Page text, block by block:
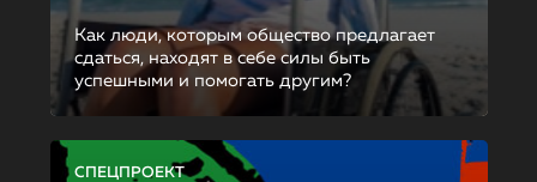
Как люди, которым общество предлагает
сдаться, находят в себе силы быть
успешными и помогать другим?
СПЕЦПРОЕКТ